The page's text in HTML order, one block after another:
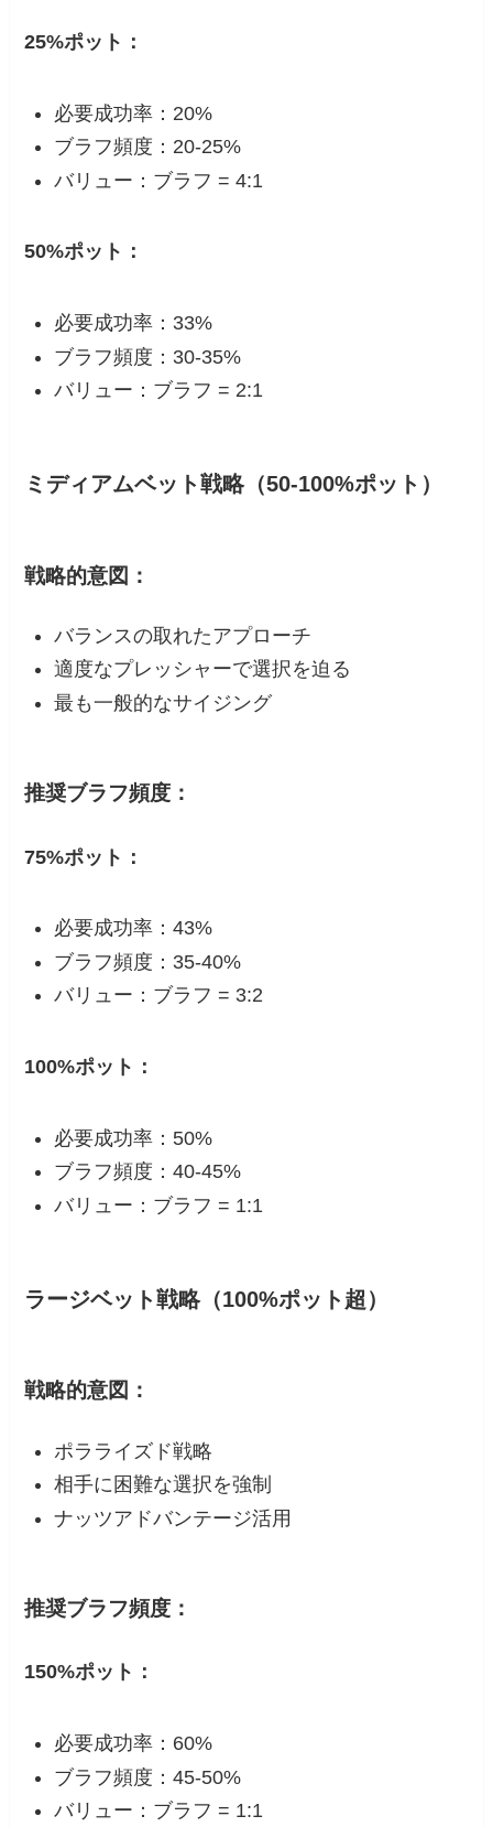
25%ポット：
必要成功率：20%
ブラフ頻度：20-25%
バリュー：ブラフ = 4:1
50%ポット：
必要成功率：33%
ブラフ頻度：30-35%
バリュー：ブラフ = 2:1
ミディアムベット戦略（50-100%ポット）
戦略的意図：
バランスの取れたアプローチ
適度なプレッシャーで選択を迫る
最も一般的なサイジング
推奨ブラフ頻度：
75%ポット：
必要成功率：43%
ブラフ頻度：35-40%
バリュー：ブラフ = 3:2
100%ポット：
必要成功率：50%
ブラフ頻度：40-45%
バリュー：ブラフ = 1:1
ラージベット戦略（100%ポット超）
戦略的意図：
ポラライズド戦略
相手に困難な選択を強制
ナッツアドバンテージ活用
推奨ブラフ頻度：
150%ポット：
必要成功率：60%
ブラフ頻度：45-50%
バリュー：ブラフ = 1:1